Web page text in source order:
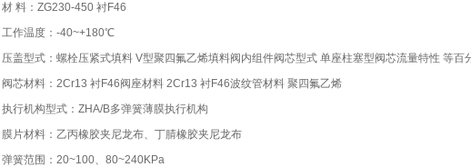
材 料：ZG230-450 衬F46
工作温度：-40~+180℃
压盖型式：螺栓压紧式填料 V型聚四氟乙烯填料阀内组件阀芯型式 单座柱塞型阀芯流量特性 等百
阀芯材料：2Cr13 衬F46阀座材料 2Cr13 衬F46波纹管材料 聚四氟乙烯
执行机构型式：ZHA/B多弹簧薄膜执行机构
膜片材料：乙丙橡胶夹尼龙布、丁腈橡胶夹尼龙布
弹簧范围：20~100、80~240KPa